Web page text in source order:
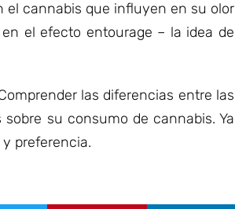
el cannabis que influyen en su olor
el efecto entourage – la idea de
las diferencias entre las
su consumo de cannabis. Ya
preferencia.